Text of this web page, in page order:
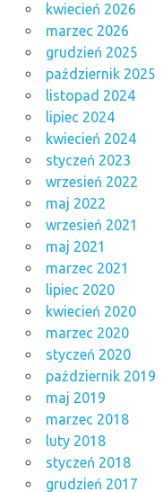
kwiecień 2026
marzec 2026
grudzień 2025
październik 2025
listopad 2024
lipiec 2024
kwiecień 2024
styczeń 2023
wrzesień 2022
maj 2022
wrzesień 2021
maj 2021
marzec 2021
lipiec 2020
kwiecień 2020
marzec 2020
styczeń 2020
październik 2019
maj 2019
marzec 2018
luty 2018
styczeń 2018
grudzień 2017